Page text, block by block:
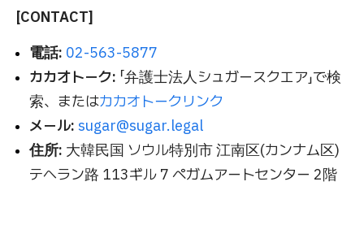
[CONTACT]
電話: 02-563-5877
カカオトーク: 「弁護士法人シュガースクエア」で検
索、またはカカオトークリンク
メール: sugar@sugar.legal
住所: 大韓民国 ソウル特別市 江南区(カンナム区)
テヘラン路 113ギル 7 ペガムアートセンター 2階